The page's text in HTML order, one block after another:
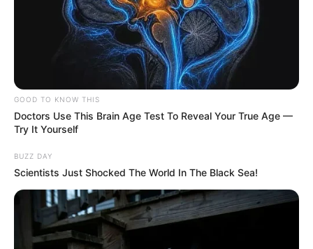
GOOD TO KNOW THIS
Doctors Use This Brain Age Test To Reveal Your True Age —
Try It Yourself
BUZZ DAY
Scientists Just Shocked The World In The Black Sea!